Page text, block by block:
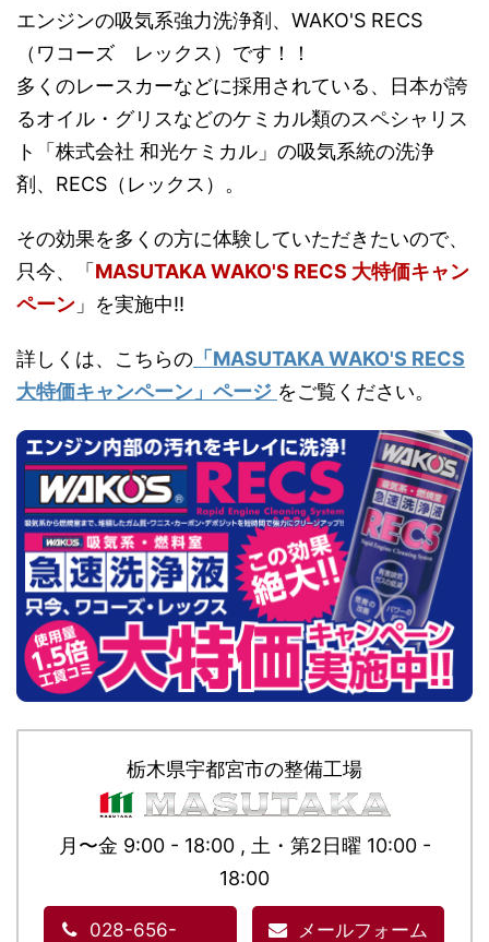
エンジンの吸気系強力洗浄剤、WAKO'S RECS
（ワコーズ レックス）です！！
多くのレースカーなどに採用されている、日本が誇
るオイル・グリスなどのケミカル類のスペシャリス
ト「株式会社 和光ケミカル」の吸気系統の洗浄
剤、RECS（レックス）。
その効果を多くの方に体験していただきたいので、
只今、
「 MASUTAKA WAKO'S RECS 大特価キャン
ペーン 」 を実施中!!
詳しくは、こちらの 「MASUTAKA WAKO'S RECS
大特価キャンペーン」ページ をご覧ください。
栃木県宇都宮市の整備工場
月〜金 9:00 - 18:00 , 土・第2日曜 10:00 -
18:00
028-656-
メールフォーム